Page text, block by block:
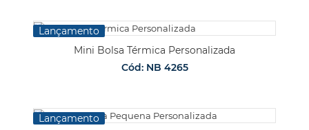
Lançamento
Mini Bolsa Térmica Personalizada
Cód: NB 4265
Lançamento